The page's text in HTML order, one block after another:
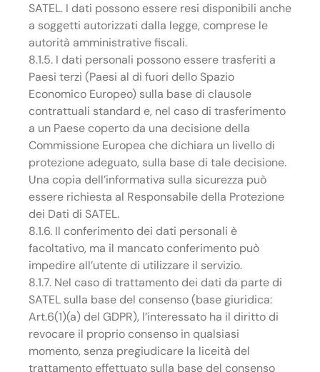
SATEL. I dati possono essere resi disponibili anche
a soggetti autorizzati dalla legge, comprese le
autorità amministrative fiscali.
8.1.5. I dati personali possono essere trasferiti a
Paesi terzi (Paesi al di fuori dello Spazio
Economico Europeo) sulla base di clausole
contrattuali standard e, nel caso di trasferimento
a un Paese coperto da una decisione della
Commissione Europea che dichiara un livello di
protezione adeguato, sulla base di tale decisione.
Una copia dell’informativa sulla sicurezza può
essere richiesta al Responsabile della Protezione
dei Dati di SATEL.
8.1.6. Il conferimento dei dati personali è
facoltativo, ma il mancato conferimento può
impedire all’utente di utilizzare il servizio.
8.1.7. Nel caso di trattamento dei dati da parte di
SATEL sulla base del consenso (base giuridica:
Art.6(1)(a) del GDPR), l’interessato ha il diritto di
revocare il proprio consenso in qualsiasi
momento, senza pregiudicare la liceità del
trattamento effettuato sulla base del consenso